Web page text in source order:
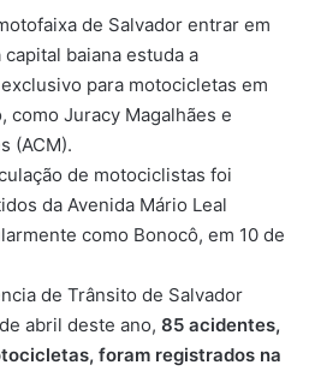
de Salvador entrar em
baiana estuda a
para motocicletas em
como Juracy Magalhães e
(ACM).
de motociclistas foi
da Avenida Mário Leal
como Bonocô, em 10 de
de Trânsito de Salvador
abril deste ano, 85 acidentes,
foram registrados na